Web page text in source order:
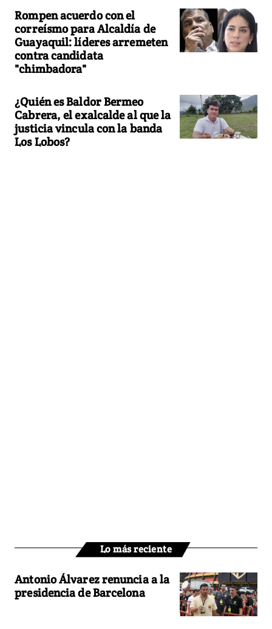
Rompen acuerdo con el
correísmo para Alcaldía de
Guayaquil: líderes arremeten
contra candidata
"chimbadora"
¿Quién es Baldor Bermeo
Cabrera, el exalcalde al que la
justicia vincula con la banda
Los Lobos?
Lo más reciente
Antonio Álvarez renuncia a la
presidencia de Barcelona